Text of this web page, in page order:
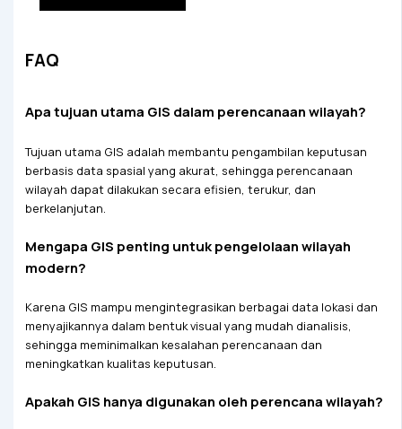
FAQ
Apa tujuan utama GIS dalam perencanaan wilayah?
Tujuan utama GIS adalah membantu pengambilan keputusan
berbasis data spasial yang akurat, sehingga perencanaan
wilayah dapat dilakukan secara efisien, terukur, dan
berkelanjutan.
Mengapa GIS penting untuk pengelolaan wilayah
modern?
Karena GIS mampu mengintegrasikan berbagai data lokasi dan
menyajikannya dalam bentuk visual yang mudah dianalisis,
sehingga meminimalkan kesalahan perencanaan dan
meningkatkan kualitas keputusan.
Apakah GIS hanya digunakan oleh perencana wilayah?